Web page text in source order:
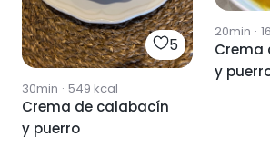
5
30min · 549 kcal
Crema de calabacín
y puerro
20min ·
Crema
y